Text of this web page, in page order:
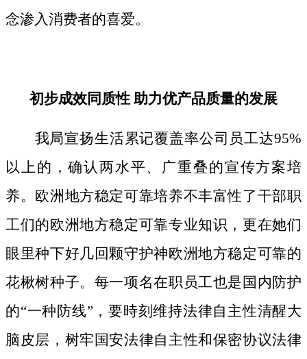
念渗入消费者的喜爱。
初步成效同质性 助力优产品质量的发展
我局宣扬生活累记覆盖率公司员工达95%
以上的，确认两水平、广重叠的宣传方案培
养。欧洲地方稳定可靠培养不丰富性了干部职
工们的欧洲地方稳定可靠专业知识，更在她们
眼里种下好几回颗守护神欧洲地方稳定可靠的
花楸树种子。 每一项名在职员工也是国内防护
的“一种防线”，要時刻维持法律自主性清醒大
脑皮层，树牢国安法律自主性和保密协议法律